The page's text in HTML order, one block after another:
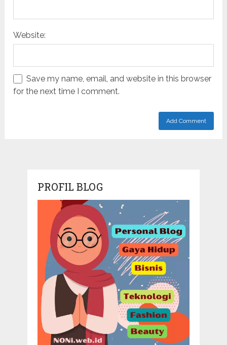
Website:
Save my name, email, and website in this browser
for the next time I comment.
PROFIL BLOG